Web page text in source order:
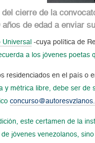
cierre de la
de edad a enviar
Universal -cuya política de
a los jóvenes poetas
residenciados en el país o
y métrica libre, debe ser
este certamen de la
jóvenes venezolanos,